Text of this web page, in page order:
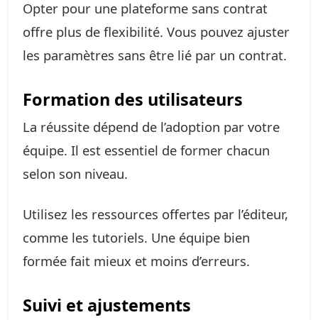
Opter pour une plateforme sans contrat
offre plus de flexibilité. Vous pouvez ajuster
les paramètres sans être lié par un contrat.
Formation des utilisateurs
La réussite dépend de l’adoption par votre
équipe. Il est essentiel de former chacun
selon son niveau.
Utilisez les ressources offertes par l’éditeur,
comme les tutoriels. Une équipe bien
formée fait mieux et moins d’erreurs.
Suivi et ajustements